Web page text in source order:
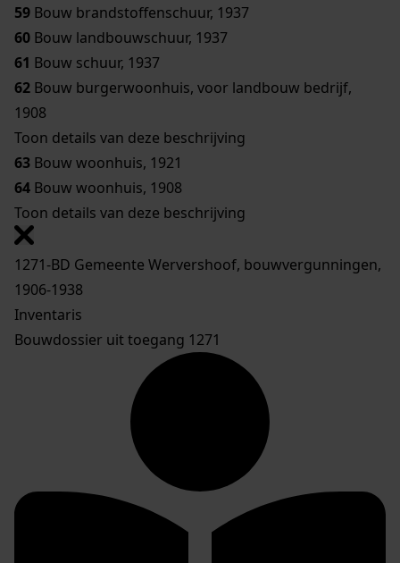
59 Bouw brandstoffenschuur, 1937
60 Bouw landbouwschuur, 1937
61 Bouw schuur, 1937
62 Bouw burgerwoonhuis, voor landbouw bedrijf,
1908
Toon details van deze beschrijving
63 Bouw woonhuis, 1921
64 Bouw woonhuis, 1908
Toon details van deze beschrijving
1271-BD Gemeente Wervershoof, bouwvergunningen,
1906-1938
Inventaris
Bouwdossier uit toegang 1271